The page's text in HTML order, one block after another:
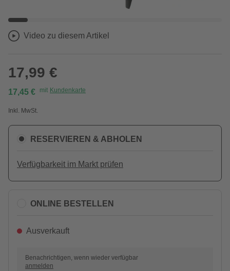
Video zu diesem Artikel
17,99 €
17,45 € mit Kundenkarte
Inkl. MwSt.
RESERVIEREN & ABHOLEN
Verfügbarkeit im Markt prüfen
ONLINE BESTELLEN
Ausverkauft
Benachrichtigen, wenn wieder verfügbar
anmelden